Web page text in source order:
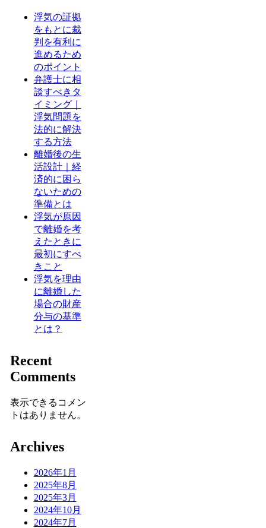
浮気の証拠
をもとに裁
判を有利に
進めるため
のポイント
弁護士に相
談すべきタ
イミング｜
浮気問題を
法的に解決
する方法
離婚後の生
活設計｜経
済的に困ら
ないための
準備とは
浮気が原因
で離婚を考
えたときに
最初にすべ
きこと
浮気を理由
に離婚した
場合の財産
分与の基準
とは？
Recent
Comments
表示できるコメン
トはありません。
Archives
2026年1月
2025年8月
2025年3月
2024年10月
2024年7月